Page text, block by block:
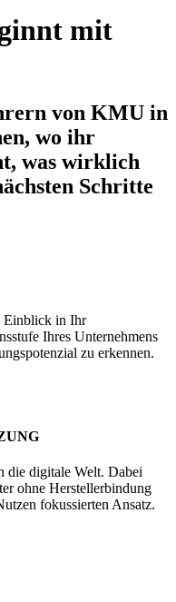
mit
von KMU in
wo ihr
was wirklich
Schritte
Einblick in Ihr
Ihres Unternehmens
zu erkennen.
die digitale Welt. Dabei
ohne Herstellerbindung
fokussierten Ansatz.